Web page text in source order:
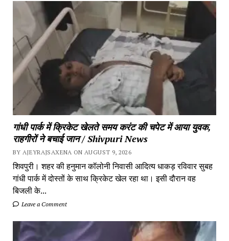
गांधी पार्क में क्रिकेट खेलते समय करंट की चपेट में आया युवक,
राहगीरों ने बचाई जान / Shivpuri News
BY AJEYRAJSAXENA ON AUGUST 9, 2026
शिवपुरी। शहर की हनुमान कॉलोनी निवासी आदित्य धाकड़ रविवार सुबह
गांधी पार्क में दोस्तों के साथ क्रिकेट खेल रहा था। इसी दौरान वह
बिजली के...
Leave a Comment